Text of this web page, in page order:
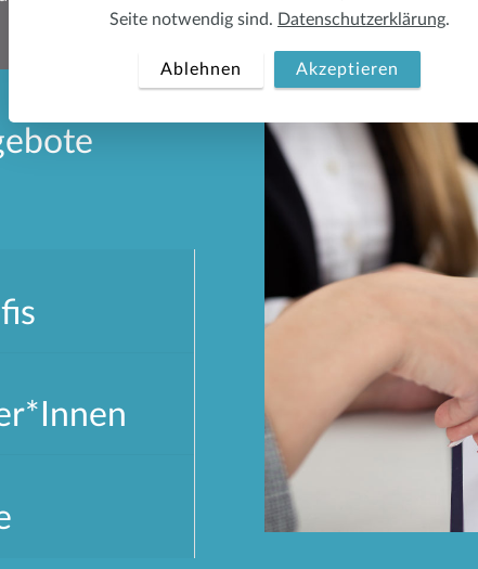
Seite notwendig sind. Datenschutzerklärung.
Ablehnen Akzeptieren